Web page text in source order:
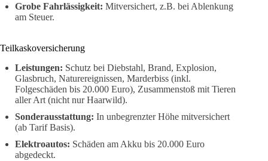
Grobe Fahrlässigkeit: Mitversichert, z.B. bei Ablenkung
am Steuer.
Teilkaskoversicherung
Leistungen: Schutz bei Diebstahl, Brand, Explosion,
Glasbruch, Naturereignissen, Marderbiss (inkl.
Folgeschäden bis 20.000 Euro), Zusammenstoß mit Tieren
aller Art (nicht nur Haarwild).
Sonderausstattung: In unbegrenzter Höhe mitversichert
(ab Tarif Basis).
Elektroautos: Schäden am Akku bis 20.000 Euro
abgedeckt.